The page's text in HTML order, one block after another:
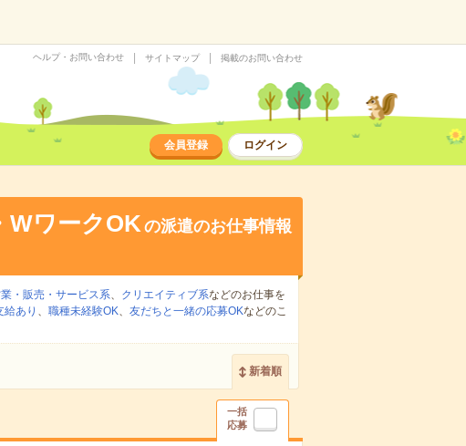
ヘルプ・お問い合わせ サイトマップ 掲載のお問い合わせ
会員登録 ログイン
WワークOKの派遣のお仕事情報
・販売・サービス系、 クリエイティブ系などのお仕事を
給あり 、 職種未経験OK、 友だちと一緒の応募OKなどのこ
新着順
一括
応募